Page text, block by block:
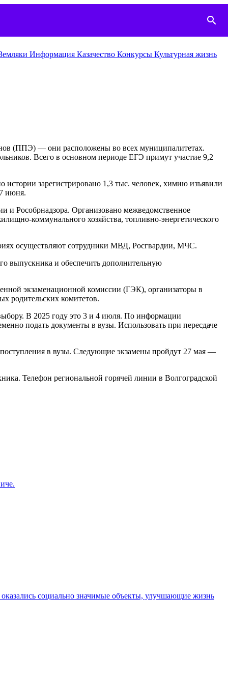
search
Информация Казачество Конкурcы Культурная жизнь
(ППЭ) — они расположены во всех муниципалитетах.
Всего в основном периоде ЕГЭ примут участие 9,2
зарегистрировано 1,3 тыс. человек, химию изъявили
июня.
и Рособрнадзора. Организовано межведомственное
коммунального хозяйства, топливно-энергетического
осуществляют сотрудники МВД, Росгвардии, МЧС.
выпускника и обеспечить дополнительную
экзаменационной комиссии (ГЭК), организаторы в
родительских комитетов.
В 2025 году это 3 и 4 июля. По информации
подать документы в вузы. Использовать при пересдаче
в вузы. Следующие экзамены пройдут 27 мая —
Телефон региональной горячей линии в Волгоградской
социально значимые объекты, улучшающие жизнь